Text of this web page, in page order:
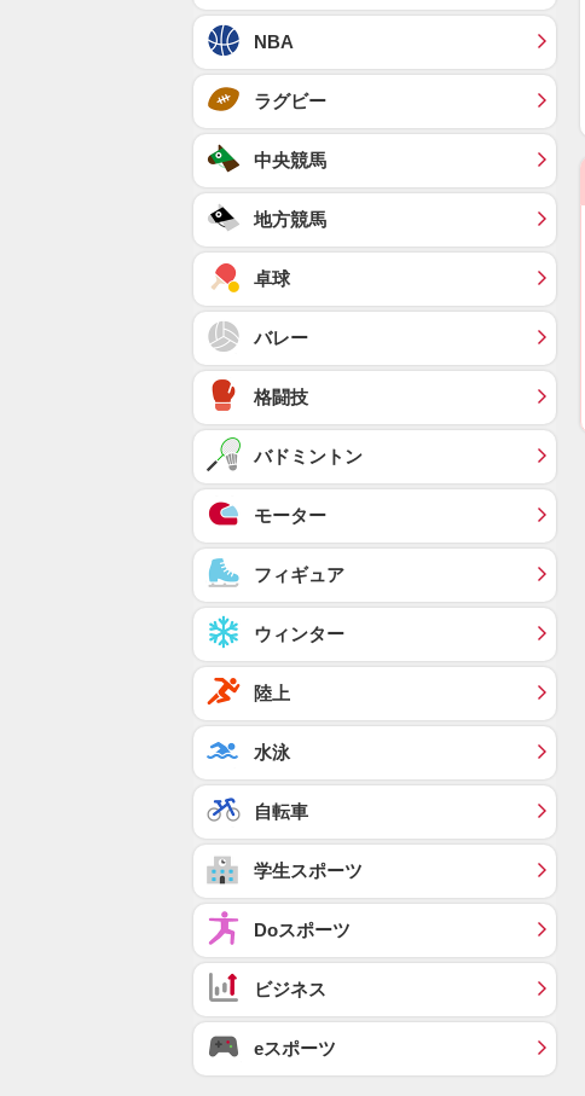
NBA
ラグビー
中央競馬
地方競馬
卓球
バレー
格闘技
バドミントン
モーター
フィギュア
ウィンター
陸上
水泳
自転車
学生スポーツ
Doスポーツ
ビジネス
eスポーツ